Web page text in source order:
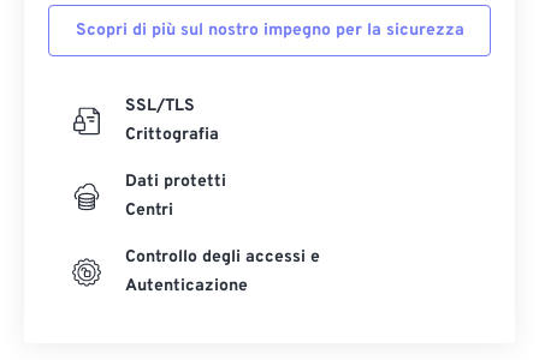
Scopri di più sul nostro impegno per la sicurezza
SSL/TLS
Crittografia
Dati protetti
Centri
Controllo degli accessi e
Autenticazione